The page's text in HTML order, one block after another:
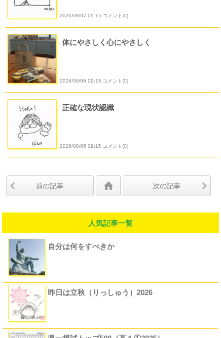
2026/08/07 09:15 コメント(0)
体にやさしく心にやさしく
2026/08/06 09:15 コメント(0)
正確な現状認識
2026/08/05 09:15 コメント(0)
前の記事 次の記事
人気記事一覧
自分は何をすべきか
昨日は立秋（りっしゅう）2026